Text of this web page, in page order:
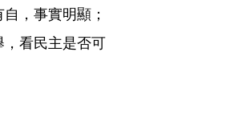
，事實明顯；
看民主是否可